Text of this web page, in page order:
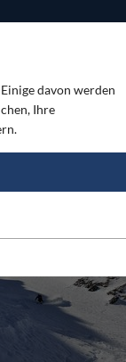
davon werden
Ihre